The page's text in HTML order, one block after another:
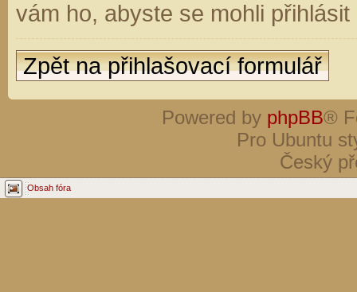
vám ho, abyste se mohli
Zpět na přihlašovací formulář
Powered by phpBB®
Pro Ubuntu
Český
Obsah fóra